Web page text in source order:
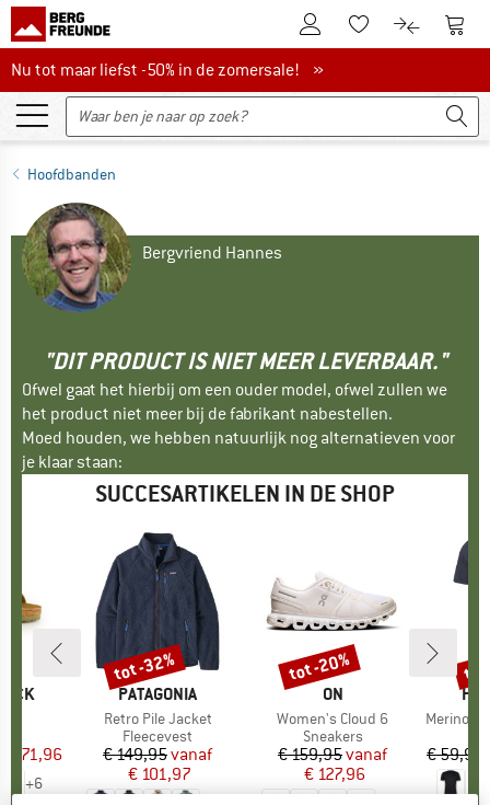
De klantenaccount
Naar deNaar de
Nu tot maar liefst -50% in de zomersale!
Nu tot maar liefst -50% in de zomersale! »
Hoofdbanden
Bergvriend Hannes
"DIT PRODUCT IS NIET MEER LEVERBAAR."
Ofwel gaat het hierbij om een ouder model, ofwel zullen we
het product niet meer bij de fabrikant nabestellen.
Moed houden, we hebben natuurlijk nog alternatieven voor
je klaar staan:
SUCCESARTIKELEN IN DE SHOP
prijs
€ 71,96
+6
MERK
PATAGONIA
Artikel
Retro Pile Jacket
Productgroep
Fleecevest
Prijs
€ 149,95Verlaagde prijs
vanaf
€ 101,97
Korting
tot -32%
MERK
ON
Artikel
Women's Cloud 6
Productgroep
Sneakers
Prijs
€ 159,95Verlaagde prijs
vanaf
€ 127,96
Korting
tot -20%
Artikel
MerinoMix150
€ 59,95
tot